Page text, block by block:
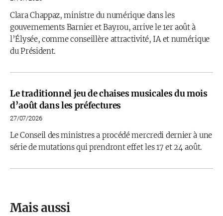
Clara Chappaz, ministre du numérique dans les
gouvernements Barnier et Bayrou, arrive le 1er août à
l’Élysée, comme conseillère attractivité, IA et numérique
du Président.
Le traditionnel jeu de chaises musicales du mois
d’août dans les préfectures
27/07/2026
Le Conseil des ministres a procédé mercredi dernier à une
série de mutations qui prendront effet les 17 et 24 août.
Mais aussi